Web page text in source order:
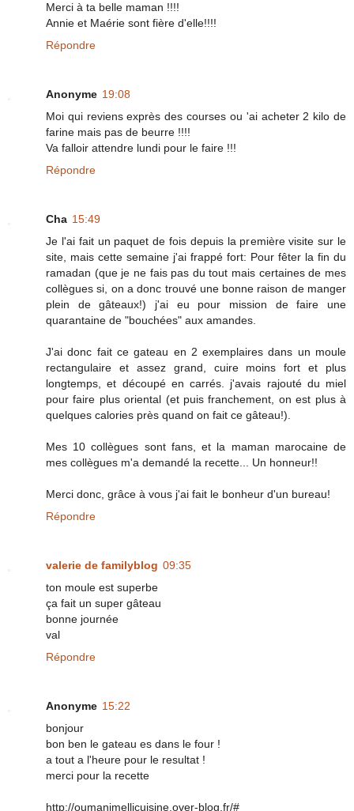
Merci à ta belle maman !!!!
Annie et Maérie sont fière d'elle!!!!
Répondre
Anonyme 19:08
Moi qui reviens exprès des courses ou 'ai acheter 2 kilo de
farine mais pas de beurre !!!!
Va falloir attendre lundi pour le faire !!!
Répondre
Cha 15:49
Je l'ai fait un paquet de fois depuis la première visite sur le
site, mais cette semaine j'ai frappé fort: Pour fêter la fin du
ramadan (que je ne fais pas du tout mais certaines de mes
collègues si, on a donc trouvé une bonne raison de manger
plein de gâteaux!) j'ai eu pour mission de faire une
quarantaine de "bouchées" aux amandes.
J'ai donc fait ce gateau en 2 exemplaires dans un moule
rectangulaire et assez grand, cuire moins fort et plus
longtemps, et découpé en carrés. j'avais rajouté du miel
pour faire plus oriental (et puis franchement, on est plus à
quelques calories près quand on fait ce gâteau!).
Mes 10 collègues sont fans, et la maman marocaine de
mes collègues m'a demandé la recette... Un honneur!!
Merci donc, grâce à vous j'ai fait le bonheur d'un bureau!
Répondre
valerie de familyblog 09:35
ton moule est superbe
ça fait un super gâteau
bonne journée
val
Répondre
Anonyme 15:22
bonjour
bon ben le gateau es dans le four !
a tout a l'heure pour le resultat !
merci pour la recette
http://oumanimellicuisine.over-blog.fr/#